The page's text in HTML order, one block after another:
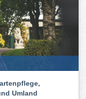
Umland